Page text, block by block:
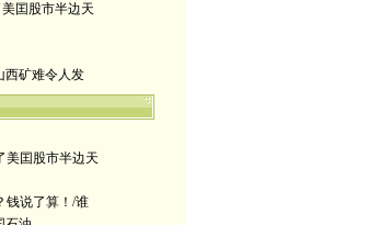
囯股市半边天
西矿难令人发
美囯股市半边天
钱说了算！/谁